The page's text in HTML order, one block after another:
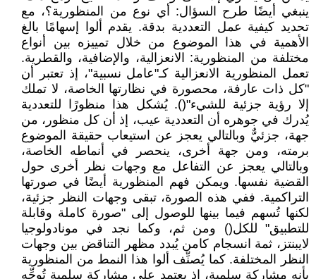
ينبغي أيضًا طرح السؤال: أي نوع من المنظورية؟، مع
تحديد كيفية عمل التعددية بدقة. يقدم ألوا إسهامًا بالغ
الأهمية في هذا الموضوع من خلال تمييزه بين أنواع
مختلفة من المنظورية: الانعزالية، والإضافية، والقطرية.
تعمل المنظورية الانعزالية كـ"عامل نسبية"، إذ تعتبر أن
"كل ذات عارفة، محصورة في نظارتها الخاصة، لا تملك
إلا رؤية جزئية للشيء"(). يُشكل هذا منظورًا للتعددية
يُدرك في جوهره أن التعددية عيب، إذ أن كل منظور، من
جهة، جزئيٌّ وبالتالي يعجز عن استيعاب حقيقة الموضوع
برمته، ومن جهة أخرى، ينحصر في أنماطه الخاصة،
وبالتالي يعجز عن التفاعل مع وجهات نظر أخرى حول
القضية نفسها. ويمكن فهم المنظورية أيضًا في صورتها
التراكمية. ففي هذه الصورة، تبقى وجهات النظر جزئية،
لكنها تُسهم فيما بينها للوصول إلى "صورة كاملة وقابلة
للتطبيق" للكل() ومن ثم، وكما نجد في مونادولوجيا
لايبنتز، ثمة انسجام كامن يُبدد مظهر التناقض بين وجهات
النظر المختلفة. كما يُصنِّف ألوا هذا النمط من المنظورية
بأنه مشاركة سلمية، إذ يعتمد على مشاركة سلمية تُوجِّه